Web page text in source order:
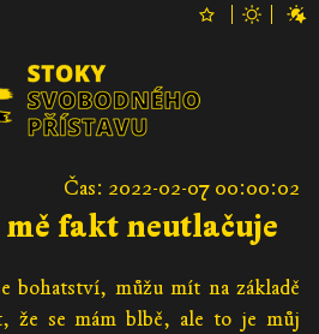
Čas: 2022-02-07 00:00:02
mě fakt neutlačuje
bohatství, můžu mít na základě
že se mám blbě, ale to je můj